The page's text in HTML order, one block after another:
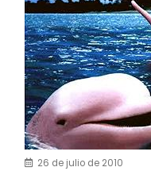
26 de julio de 2010